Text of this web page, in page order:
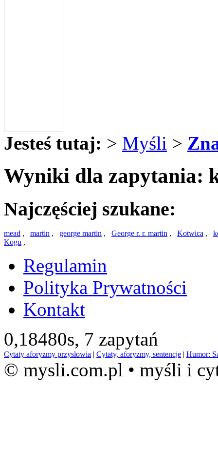
Jesteś tutaj: > Myśli >
Wyniki dla zapytania:
Najczęściej szukane:
mead , martin , george martin , George r. r. martin , Kotwica ,
Kogu ,
Regulamin
Polityka Prywatności
Kontakt
0,18480s, 7 zapytań
Cytaty aforyzmy przysłowia | Cytaty, aforyzmy, sentencje | Humor:
© mysli.com.pl • myśli i